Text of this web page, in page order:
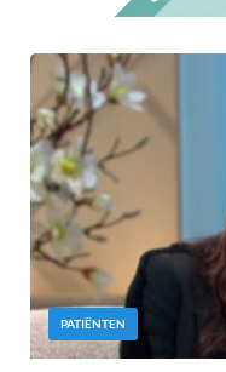
PATIËNTEN